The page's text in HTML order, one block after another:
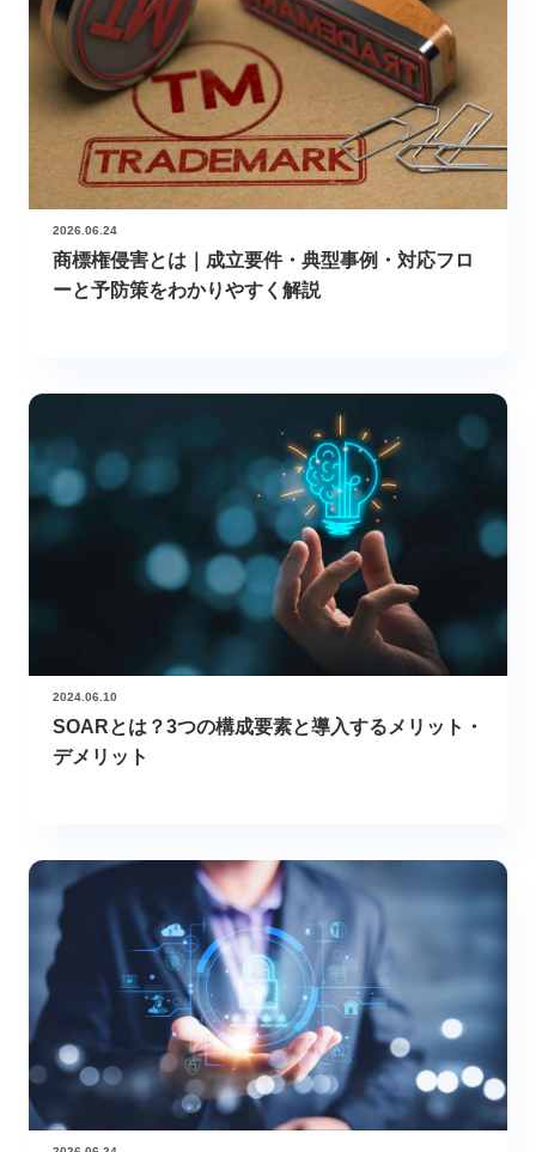
2026.06.24
商標権侵害とは｜成立要件・典型事例・対応フロ
ーと予防策をわかりやすく解説
2024.06.10
SOARとは？3つの構成要素と導入するメリット・
デメリット